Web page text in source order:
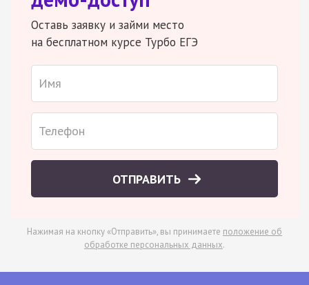
Оставь заявку и займи место
на бесплатном курсе Турбо ЕГЭ
ОТПРАВИТЬ
Нажимая на кнопку «Отправить», вы принимаете положение об
обработке персональных данных.